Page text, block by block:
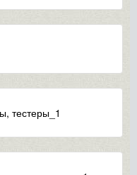
тестеры_1